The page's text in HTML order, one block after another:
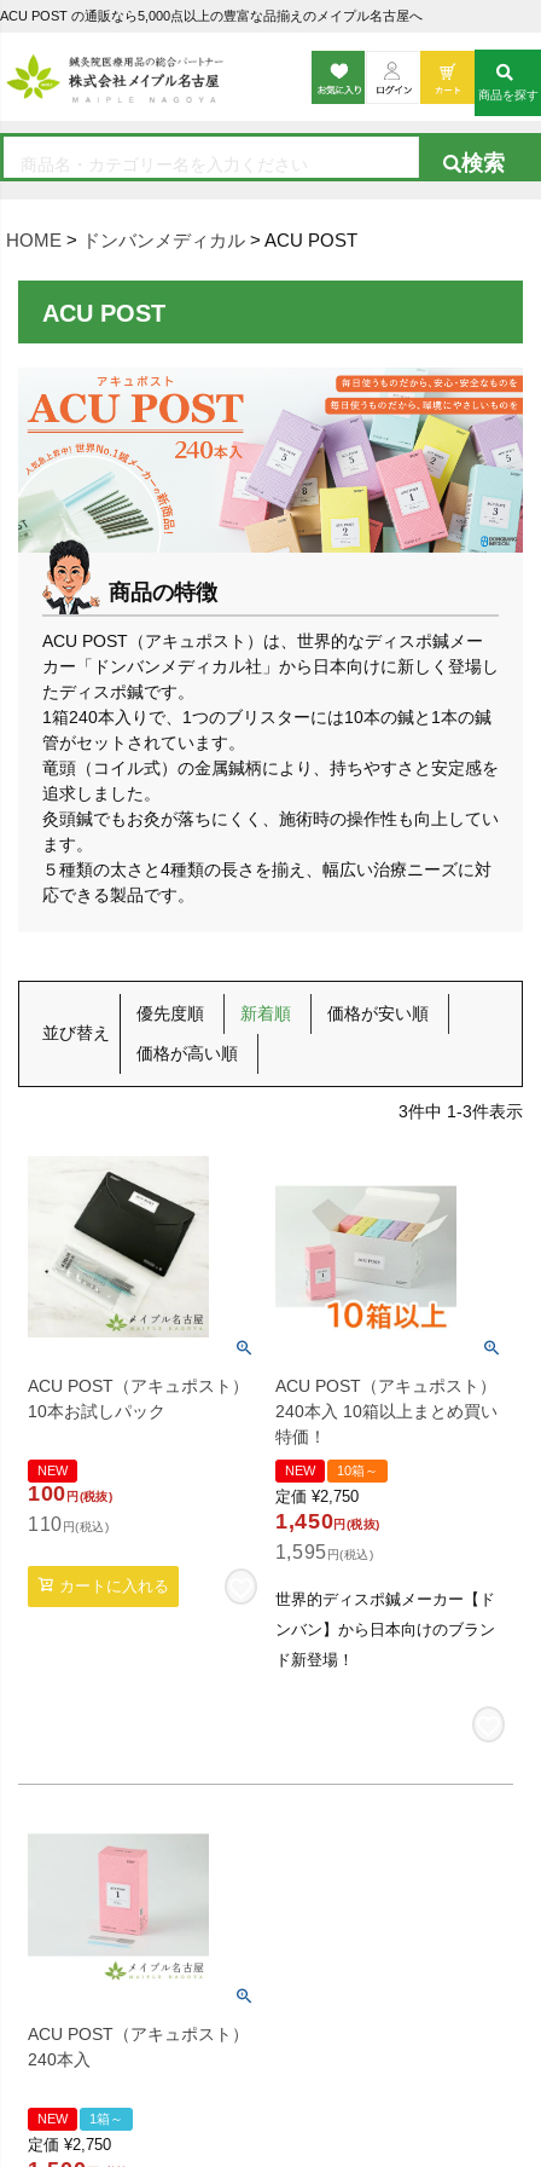
ACU POST の通販なら5,000点以上の豊富な品揃えのメイプル名古屋へ
HOME ドンバンメディカル ACU POST
商品を探す
ACU POST
商品の特徴
ACU POST（アキュポスト）は、世界的なディスポ鍼メー
カー「ドンバンメディカル社」から日本向けに新しく登場し
たディスポ鍼です。
1箱240本入りで、1つのブリスターには10本の鍼と1本の鍼
管がセットされています。
竜頭（コイル式）の金属鍼柄により、持ちやすさと安定感を
追求しました。
灸頭鍼でもお灸が落ちにくく、施術時の操作性も向上してい
ます。
５種類の太さと4種類の長さを揃え、幅広い治療ニーズに対
応できる製品です。
並び替え
優先度順 新着順 価格が安い順
価格が高い順
3件中 1-3件表示
ACU POST（アキュポスト）
10本お試しパック
NEW
100 円(税抜)
110円(税込)
カートに入れる
ACU POST（アキュポスト）
240本入 10箱以上まとめ買い
特価！
NEW 10箱～
定価 ¥2,750
1,450円(税抜)
1,595円(税込)
世界的ディスポ鍼メーカー【ド
ンバン】から日本向けのブラン
ド新登場！
ACU POST（アキュポスト）
240本入
NEW 1箱～
定価 ¥2,750